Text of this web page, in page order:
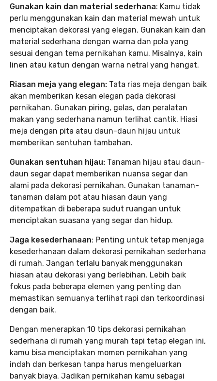
Gunakan kain dan material sederhana: Kamu tidak
perlu menggunakan kain dan material mewah untuk
menciptakan dekorasi yang elegan. Gunakan kain dan
material sederhana dengan warna dan pola yang
sesuai dengan tema pernikahan kamu. Misalnya, kain
linen atau katun dengan warna netral yang hangat.
Riasan meja yang elegan: Tata rias meja dengan baik
akan memberikan kesan elegan pada dekorasi
pernikahan. Gunakan piring, gelas, dan peralatan
makan yang sederhana namun terlihat cantik. Hiasi
meja dengan pita atau daun-daun hijau untuk
memberikan sentuhan tambahan.
Gunakan sentuhan hijau: Tanaman hijau atau daun-
daun segar dapat memberikan nuansa segar dan
alami pada dekorasi pernikahan. Gunakan tanaman-
tanaman dalam pot atau hiasan daun yang
ditempatkan di beberapa sudut ruangan untuk
menciptakan suasana yang segar dan hidup.
Jaga kesederhanaan: Penting untuk tetap menjaga
kesederhanaan dalam dekorasi pernikahan sederhana
di rumah. Jangan terlalu banyak menggunakan
hiasan atau dekorasi yang berlebihan. Lebih baik
fokus pada beberapa elemen yang penting dan
memastikan semuanya terlihat rapi dan terkoordinasi
dengan baik.
Dengan menerapkan 10 tips dekorasi pernikahan
sederhana di rumah yang murah tapi tetap elegan ini,
kamu bisa menciptakan momen pernikahan yang
indah dan berkesan tanpa harus mengeluarkan
banyak biaya. Jadikan pernikahan kamu sebagai